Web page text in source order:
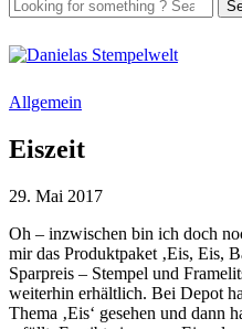
Allgemein
Eiszeit
29. Mai 2017
Oh – inzwischen bin ich doch
mir das Produktpaket ‚Eis, Eis,
Sparpreis – Stempel und
weiterhin erhältlich. Bei Depot
Thema ‚Eis‘ gesehen und dann